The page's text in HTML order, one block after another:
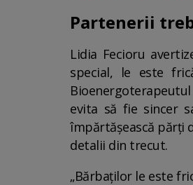
Partenerii
Lidia Fecioru
special, le este
evita să fie sincer
împărtășească părți
detalii din trecut.
„Bărbaților le este